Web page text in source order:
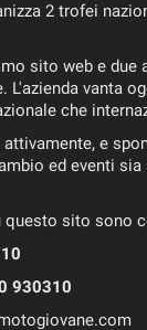
2 trofei
sito web e due
L'azienda vanta
che
e
ed eventi
sito sono
930310